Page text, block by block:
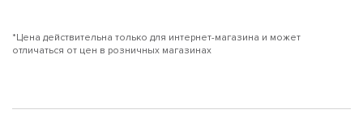
*Цена действительна только для интернет-магазина и может
отличаться от цен в розничных магазинах